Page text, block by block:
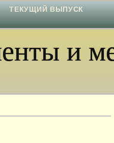
и
ТЕКУЩИЙ ВЫПУСК